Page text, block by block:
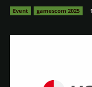
Event gamescom 2025